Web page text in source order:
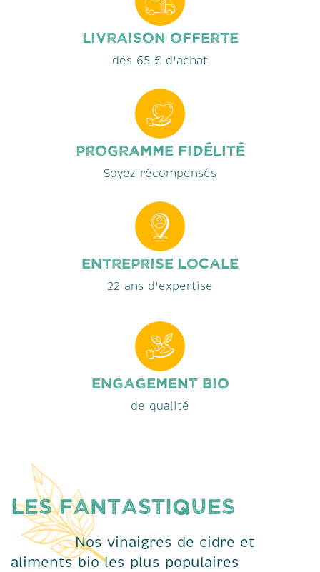
Livraison offerte
dès 65 € d'achat
Programme fidélité
Soyez récompensés
Entreprise locale
22 ans d'expertise
Engagement Bio
de qualité
Les Fantastiques
Nos vinaigres de cidre et
aliments bio les plus populaires